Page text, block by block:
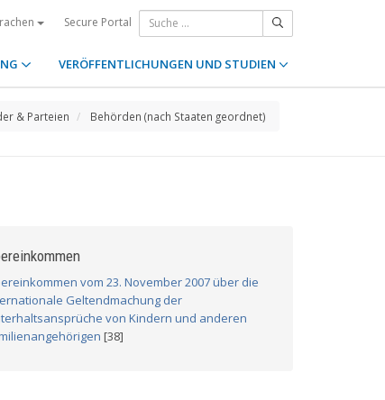
Secure Portal
VERÖFFENTLICHUNGEN UND STUDIEN
& Parteien Behörden (nach Staaten geordnet)
vom 23. November 2007 über die
Geltendmachung der
von Kindern und anderen
[38]